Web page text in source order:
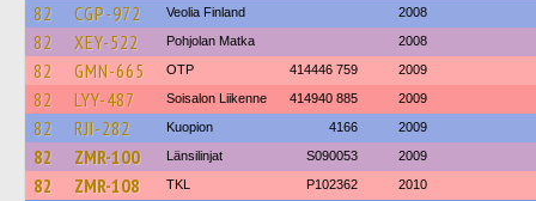
82 CGP-972 Veolia Finland 2008
82 XEY-522 Pohjolan Matka 2008
82 GMN-665 OTP 414446 759 2009
82 LYY-487 Soisalon Liikenne 414940 885 2009
82 RJI-282 Kuopion 4166 2009
82 ZMR-100 Länsilinjat S090053 2009
82 ZMR-108 TKL P102362 2010